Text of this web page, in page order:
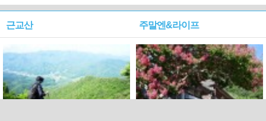
근교산 주말엔&라이프